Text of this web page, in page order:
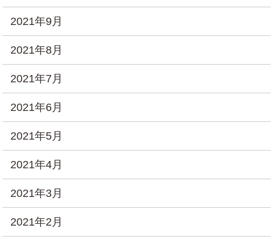
2021年9月
2021年8月
2021年7月
2021年6月
2021年5月
2021年4月
2021年3月
2021年2月